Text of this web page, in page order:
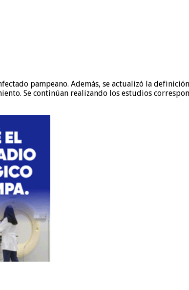
pampeano. Además, se actualizó la
Se continúan realizando los estudios